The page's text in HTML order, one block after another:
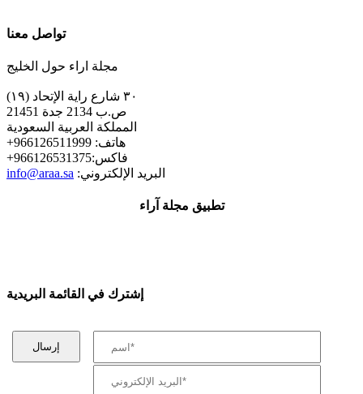
تواصل معنا
مجلة اراء حول الخليج
٣٠ شارع راية الإتحاد (١٩)
ص.ب 2134 جدة 21451
المملكة العربية السعودية
+هاتف: 966126511999
+فاكس:966126531375
info@araa.sa :البريد الإلكتروني
تطبيق مجلة آراء
إشترك في القائمة البريدية